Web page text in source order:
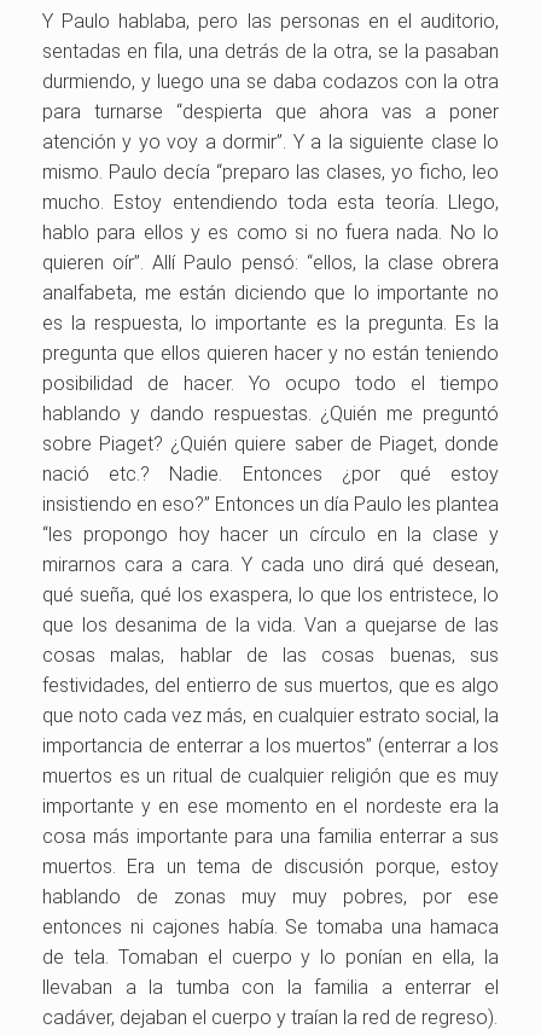
Y Paulo hablaba, pero las personas en el auditorio,
sentadas en fila, una detrás de la otra, se la pasaban
durmiendo, y luego una se daba codazos con la otra
para turnarse “despierta que ahora vas a poner
atención y yo voy a dormir”. Y a la siguiente clase lo
mismo. Paulo decía “preparo las clases, yo ficho, leo
mucho. Estoy entendiendo toda esta teoría. Llego,
hablo para ellos y es como si no fuera nada. No lo
quieren oír”. Allí Paulo pensó: “ellos, la clase obrera
analfabeta, me están diciendo que lo importante no
es la respuesta, lo importante es la pregunta. Es la
pregunta que ellos quieren hacer y no están teniendo
posibilidad de hacer. Yo ocupo todo el tiempo
hablando y dando respuestas. ¿Quién me preguntó
sobre Piaget? ¿Quién quiere saber de Piaget, donde
nació etc.? Nadie. Entonces ¿por qué estoy
insistiendo en eso?” Entonces un día Paulo les plantea
“les propongo hoy hacer un círculo en la clase y
mirarnos cara a cara. Y cada uno dirá qué desean,
qué sueña, qué los exaspera, lo que los entristece, lo
que los desanima de la vida. Van a quejarse de las
cosas malas, hablar de las cosas buenas, sus
festividades, del entierro de sus muertos, que es algo
que noto cada vez más, en cualquier estrato social, la
importancia de enterrar a los muertos” (enterrar a los
muertos es un ritual de cualquier religión que es muy
importante y en ese momento en el nordeste era la
cosa más importante para una familia enterrar a sus
muertos. Era un tema de discusión porque, estoy
hablando de zonas muy muy pobres, por ese
entonces ni cajones había. Se tomaba una hamaca
de tela. Tomaban el cuerpo y lo ponían en ella, la
llevaban a la tumba con la familia a enterrar el
cadáver, dejaban el cuerpo y traían la red de regreso).